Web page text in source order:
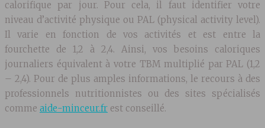
calorifique par jour. Pour cela, il faut identifier votre
niveau d’activité physique ou PAL (physical activity level).
Il varie en fonction de vos activités et est entre la
fourchette de 1,2 à 2,4. Ainsi, vos besoins caloriques
journaliers équivalent à votre TBM multiplié par PAL (1,2
– 2,4). Pour de plus amples informations, le recours à des
professionnels nutritionnistes ou des sites spécialisés
comme aide-minceur.fr est conseillé.